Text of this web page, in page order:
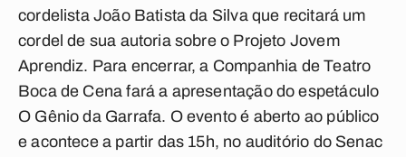
cordelista João Batista da Silva que recitará um
cordel de sua autoria sobre o Projeto Jovem
Aprendiz. Para encerrar, a Companhia de Teatro
Boca de Cena fará a apresentação do espetáculo
O Gênio da Garrafa. O evento é aberto ao público
e acontece a partir das 15h, no auditório do Senac